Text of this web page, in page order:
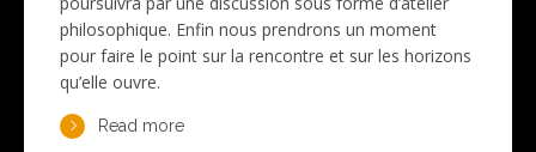
philosophique. Enfin nous prendrons un moment
pour faire le point sur la rencontre et sur les horizons
qu’elle ouvre.
Read more